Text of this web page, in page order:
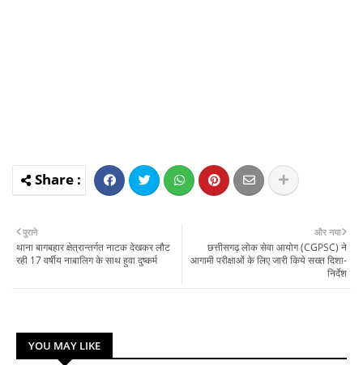
और नया
छत्तीसगढ़ लोक सेवा आयोग (CGPSC) ने
आगामी परीक्षाओं के लिए जारी किये सख्त दिशा-
निर्देश
पुराने
थाना बागबहार क्षेत्रान्तर्गत नाटक देखकर लौट
रही 17 वर्षीय नाबालिग के साथ हुवा दुष्कर्म
YOU MAY LIKE